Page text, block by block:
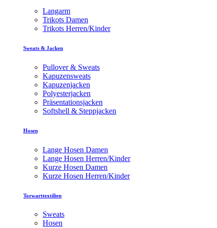
Langarm
Trikots Damen
Trikots Herren/Kinder
Sweats & Jacken
Pullover & Sweats
Kapuzensweats
Kapuzenjacken
Polyesterjacken
Präsentationsjacken
Softshell & Steppjacken
Hosen
Lange Hosen Damen
Lange Hosen Herren/Kinder
Kurze Hosen Damen
Kurze Hosen Herren/Kinder
Torwarttextilien
Sweats
Hosen